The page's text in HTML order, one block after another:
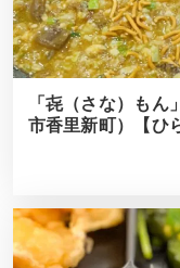
「㐂（さな）もん
市香里新町）【ひ